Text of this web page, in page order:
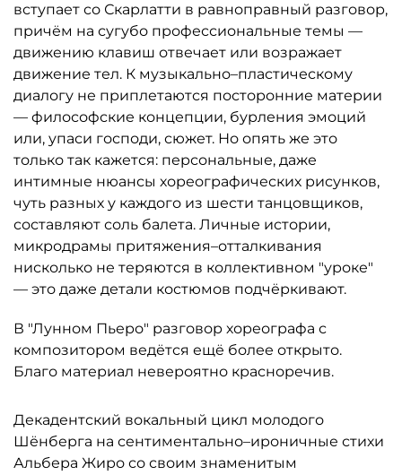
вступает со Скарлатти в равноправный разговор,
причём на сугубо профессиональные темы —
движению клавиш отвечает или возражает
движение тел. К музыкально–пластическому
диалогу не приплетаются посторонние материи
— философские концепции, бурления эмоций
или, упаси господи, сюжет. Но опять же это
только так кажется: персональные, даже
интимные нюансы хореографических рисунков,
чуть разных у каждого из шести танцовщиков,
составляют соль балета. Личные истории,
микродрамы притяжения–отталкивания
нисколько не теряются в коллективном "уроке"
— это даже детали костюмов подчёркивают.
В "Лунном Пьеро" разговор хореографа с
композитором ведётся ещё более открыто.
Благо материал невероятно красноречив.
Декадентский вокальный цикл молодого
Шёнберга на сентиментально–ироничные стихи
Альбера Жиро со своим знаменитым